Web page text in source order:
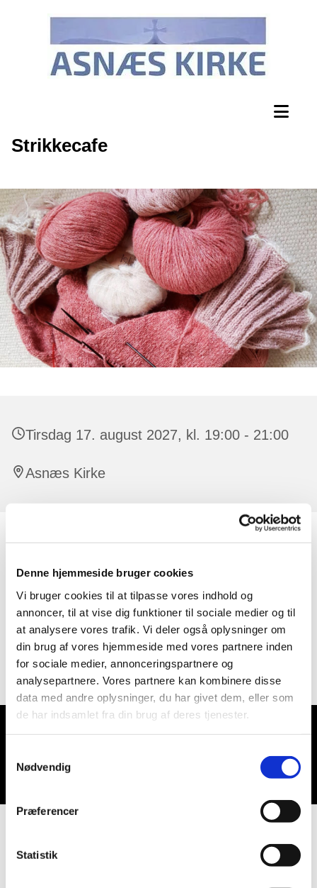
Denne hjemmeside bruger cookies
Vi bruger cookies til at tilpasse vores indhold og
annoncer, til at vise dig funktioner til sociale medier og til
at analysere vores trafik. Vi deler også oplysninger om
din brug af vores hjemmeside med vores partnere inden
for sociale medier, annonceringspartnere og
analysepartnere. Vores partnere kan kombinere disse
data med andre oplysninger, du har givet dem, eller som
de har indsamlet fra din brug af deres tjenester.
Nødvendig
Præferencer
Statistik
Strikkecafe
Tirsdag 17. august 2027, kl. 19:00 - 21:00
Asnæs Kirke
Der er råd og vejledning at få til strikketøjet. Har man lyst,
kan man strikke dåbsservietter til de børn, der døbes i
kirken. Undervejs synger vi også par sange og der
oplæses en fortælling eller lignende.
Du vil måske også kunne lide...